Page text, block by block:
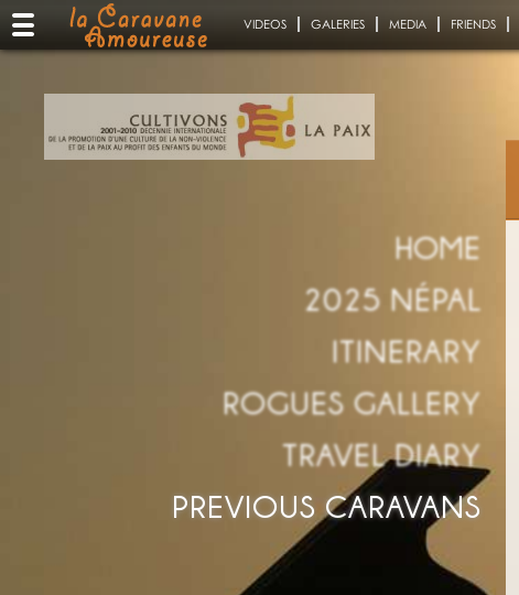
VIDEOS GALERIES MEDIA FRIENDS
HOME
2025 NÉPAL
ITINERARY
ROGUES GALLERY
TRAVEL DIARY
PREVIOUS CARAVANS